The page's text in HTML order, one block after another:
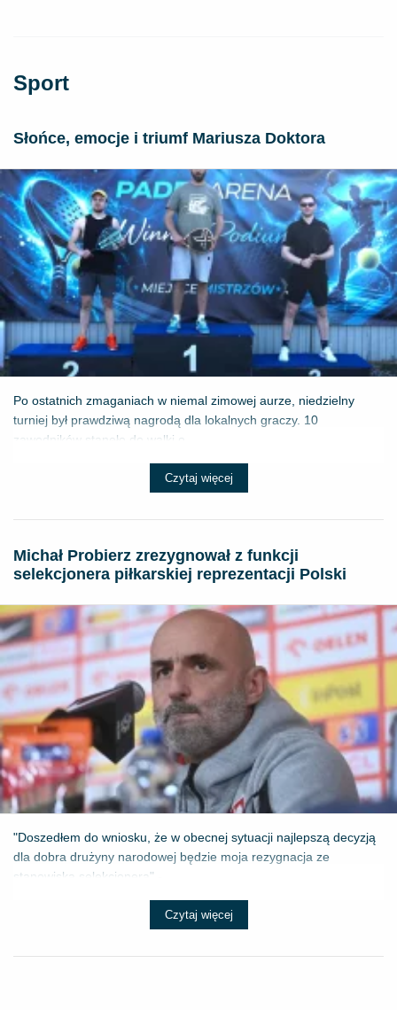
Sport
Słońce, emocje i triumf Mariusza Doktora
Po ostatnich zmaganiach w niemal zimowej aurze, niedzielny
turniej był prawdziwą nagrodą dla lokalnych graczy. 10
zawodników stanęło do walki o ...
Czytaj więcej
Michał Probierz zrezygnował z funkcji
selekcjonera piłkarskiej reprezentacji Polski
"Doszedłem do wniosku, że w obecnej sytuacji najlepszą decyzją
dla dobra drużyny narodowej będzie moja rezygnacja ze
stanowiska selekcjonera" - ...
Czytaj więcej